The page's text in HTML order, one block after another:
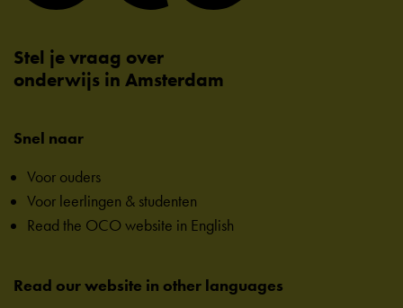
Stel je vraag over
onderwijs in Amsterdam
Snel naar
Voor ouders
Voor leerlingen & studenten
Read the OCO website in English
Read our website in other languages